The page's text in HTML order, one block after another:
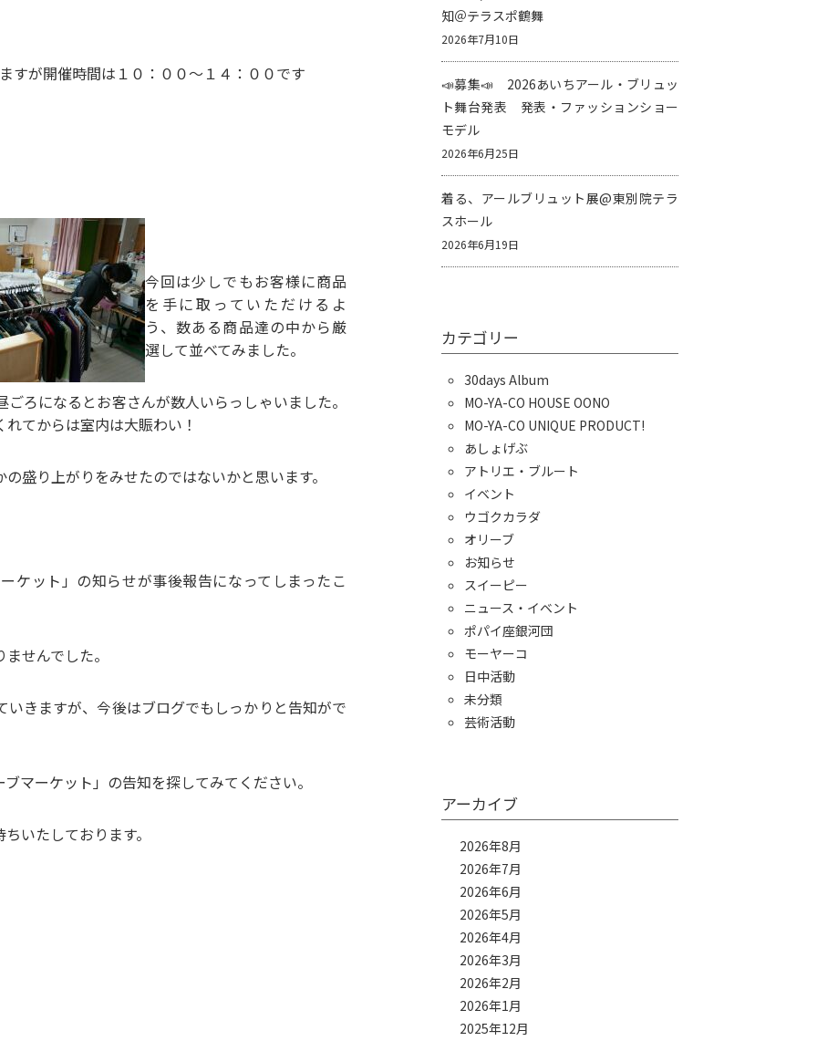
すが開催時間は１０：００～１４：００です
今回は少しでもお客様に商品
を手に取っていただけるよ
う、数ある商品達の中から厳
選して並べてみました。
ろになるとお客さんが数人いらっしゃいました。
てからは室内は大賑わい！
盛り上がりをみせたのではないかと思います。
ケット」の知らせが事後報告になってしまったこ
せんでした。
きますが、今後はブログでもしっかりと告知がで
マーケット」の告知を探してみてください。
いたしております。
知＠テラスポ鶴舞
2026年7月10日
📣募集📣 2026あいちアール・ブリュッ
ト舞台発表 発表・ファッションショー
モデル
2026年6月25日
着る、アールブリュット展@東別院テラ
スホール
2026年6月19日
カテゴリー
30days Album
MO-YA-CO HOUSE OONO
MO-YA-CO UNIQUE PRODUCT!
あしょげぶ
アトリエ・ブルート
イベント
ウゴクカラダ
オリーブ
お知らせ
スイーピー
ニュース・イベント
ポパイ座銀河団
モーヤーコ
日中活動
未分類
芸術活動
アーカイブ
2026年8月
2026年7月
2026年6月
2026年5月
2026年4月
2026年3月
2026年2月
2026年1月
2025年12月